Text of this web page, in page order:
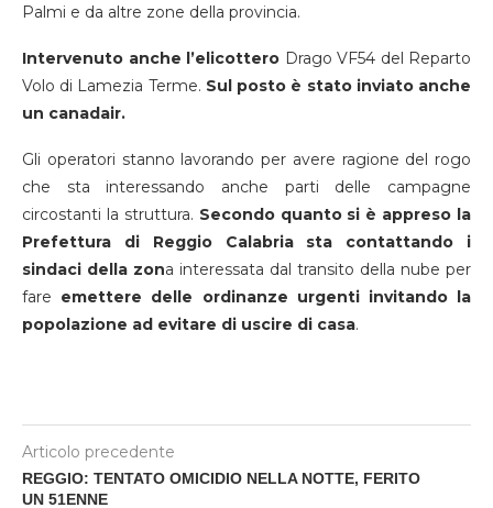
Palmi e da altre zone della provincia.
Intervenuto anche l’elicottero Drago VF54 del Reparto
Volo di Lamezia Terme. Sul posto è stato inviato anche
un canadair.
Gli operatori stanno lavorando per avere ragione del rogo
che sta interessando anche parti delle campagne
circostanti la struttura. Secondo quanto si è appreso la
Prefettura di Reggio Calabria sta contattando i
sindaci della zona interessata dal transito della nube per
fare emettere delle ordinanze urgenti invitando la
popolazione ad evitare di uscire di casa.
Articolo precedente
REGGIO: TENTATO OMICIDIO NELLA NOTTE, FERITO
UN 51ENNE